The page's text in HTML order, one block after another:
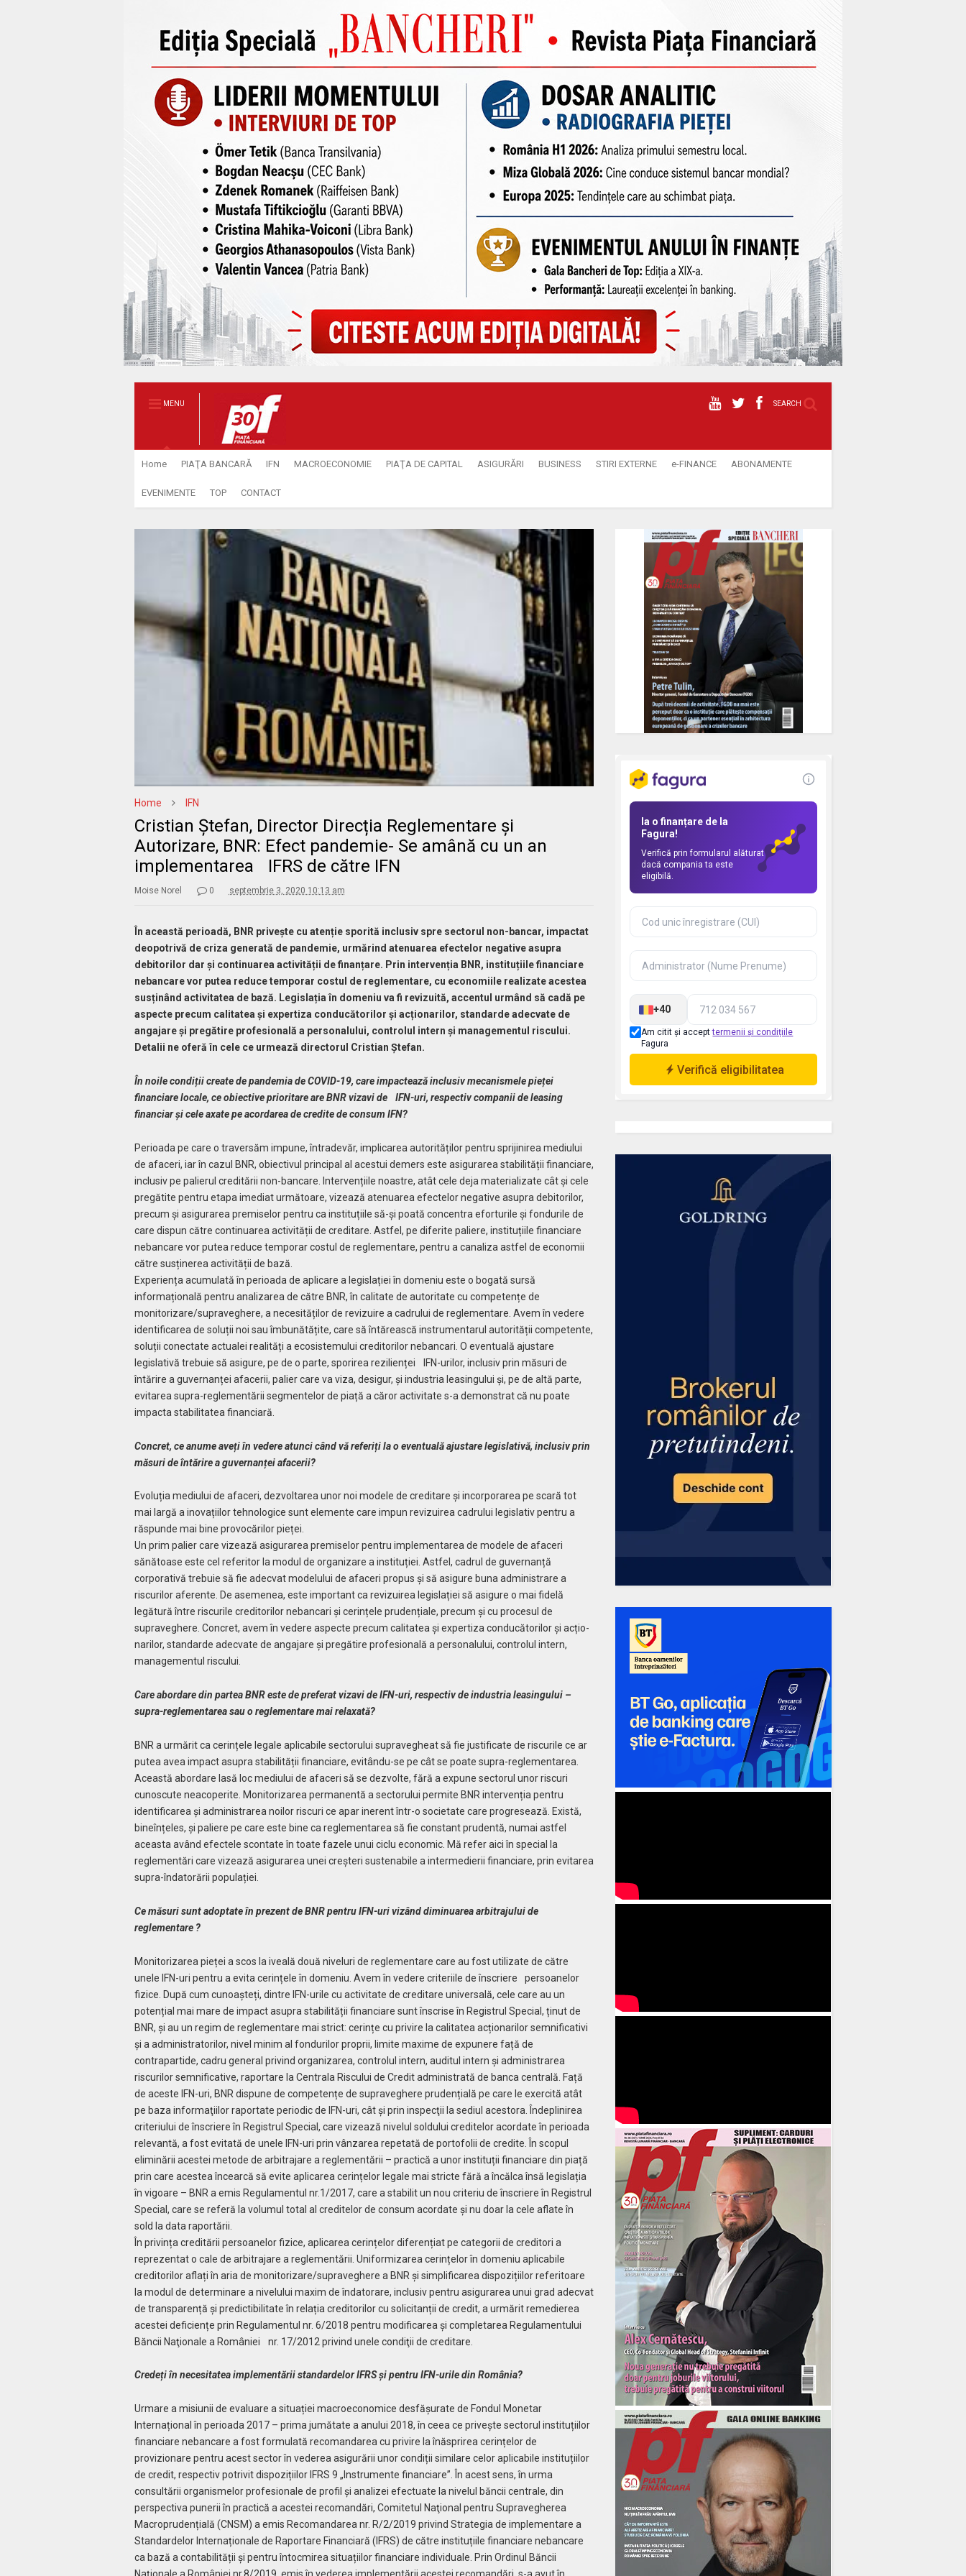
MENU SEARCH
Home PIAŢA BANCARĂ IFN MACROECONOMIE PIAŢA DE CAPITAL ASIGURĂRI BUSINESS STIRI EXTERNE e-FINANCE ABONAMENTE
EVENIMENTE TOP CONTACT
Home IFN
Cristian Ștefan, Director Direcția Reglementare și
Autorizare, BNR: Efect pandemie- Se amână cu un an
implementarea IFRS de către IFN
Moise Norel 0 septembrie 3, 2020 10:13 am
În această perioadă, BNR privește cu atenție sporită inclusiv spre sectorul non-bancar, impactat
deopotrivă de criza generată de pandemie, urmărind atenuarea efectelor negative asupra
debitorilor dar și continuarea activității de finanțare. Prin intervenția BNR, instituțiile financiare
nebancare vor putea reduce temporar costul de reglementare, cu economiile realizate acestea
susținând activitatea de bază. Legislația în domeniu va fi revizuită, accentul urmând să cadă pe
aspecte precum calitatea și expertiza conducătorilor și acționarilor, standarde adecvate de
angajare și pregătire profesională a personalului, controlul intern și managementul riscului.
Detalii ne oferă în cele ce urmează directorul Cristian Ștefan.
În noile condiții create de pandemia de COVID-19, care impactează inclusiv mecanismele pieței
financiare locale, ce obiective prioritare are BNR vizavi de IFN-uri, respectiv companii de leasing
financiar și cele axate pe acordarea de credite de consum IFN?
Perioada pe care o traversăm impune, întradevăr, implicarea autorităților pentru sprijinirea mediului
de afaceri, iar în cazul BNR, obiectivul principal al acestui demers este asigurarea stabilității financiare,
inclusiv pe palierul creditării non-bancare. Intervențiile noastre, atât cele deja materializate cât și cele
pregătite pentru etapa imediat următoare, vizează atenuarea efectelor negative asupra debitorilor,
precum și asigurarea premiselor pentru ca instituțiile să-și poată concentra eforturile și fondurile de
care dispun către continuarea activității de creditare. Astfel, pe diferite paliere, instituțiile financiare
nebancare vor putea reduce temporar costul de reglementare, pentru a canaliza astfel de economii
către susținerea activității de bază.
Experiența acumulată în perioada de aplicare a legislației în domeniu este o bogată sursă
informațională pentru analizarea de către BNR, în calitate de autoritate cu competențe de
monitorizare/supraveghere, a necesităților de revizuire a cadrului de reglementare. Avem în vedere
identificarea de soluții noi sau îmbu­nătățite, care să întărească instrumentarul autorității competente,
soluții conectate actualei realități a ecosistemului creditorilor nebancari. O eventuală ajustare
legislativă trebuie să asigure, pe de o parte, sporirea rezilienței IFN-urilor, inclusiv prin măsuri de
întărire a guvernanței afacerii, palier care va viza, desigur, și industria leasingului și, pe de altă parte,
evitarea supra-reglementării segmentelor de piață a căror activitate s-a demonstrat că nu poate
impacta stabilitatea financiară.
Concret, ce anume aveți în vedere atunci când vă referiți la o eventuală ajustare legislativă, inclusiv prin
măsuri de întărire a guvernanței afacerii?
Evoluția mediului de afaceri, dezvoltarea unor noi modele de creditare și incorporarea pe scară tot
mai largă a inovațiilor tehnologice sunt elemente care impun revizuirea cadrului legis­lativ pentru a
răspunde mai bine pro­vocărilor pieței.
Un prim palier care vizează asigurarea premiselor pentru implementarea de modele de afaceri
sănătoase este cel referitor la modul de organizare a instituției. Astfel, cadrul de guvernanță
corporativă trebuie să fie adecvat modelului de afaceri propus și să asigure buna administrare a
riscurilor aferente. De asemenea, este important ca revizuirea legislației să asigure o mai fidelă
legătură între riscurile creditorilor nebancari și cerințele prudențiale, precum și cu procesul de
supraveghere. Con­cret, avem în vedere aspecte precum calitatea și exper­tiza conducătorilor și acțio­
narilor, stan­darde adecvate de angajare și pregătire profe­sională a personalului, controlul intern,
mana­gementul riscului.
Care abordare din partea BNR este de preferat vizavi de IFN-uri, respectiv de industria leasingului –
supra-reglementarea sau o reglementare mai relaxată?
BNR a urmărit ca cerințele legale aplicabile sectorului supravegheat să fie justificate de riscurile ce ar
putea avea impact asupra stabilității financiare, evitându-se pe cât se poate supra-reglementarea.
Această abordare lasă loc mediului de afaceri să se dezvolte, fără a expune sectorul unor riscuri
cunoscute neaco­perite. Monitorizarea permanentă a sectorului permite BNR intervenția pentru
identificarea și administrarea noilor riscuri ce apar inerent într-o societate care progresează. Există,
bine­înțeles, și paliere pe care este bine ca regle­mentarea să fie constant prudentă, numai astfel
aceasta având efectele scontate în toate fazele unui ciclu economic. Mă refer aici în special la
reglementări care vizează asigurarea unei creș­teri sustenabile a intermedierii financiare, prin evitarea
supra-îndatorării populației.
Ce măsuri sunt adoptate în prezent de BNR pentru IFN-uri vizând diminuarea arbitrajului de
reglementare ?
Monitorizarea pieței a scos la iveală două niveluri de reglementare care au fost utilizate de către
unele IFN-uri pentru a evita cerințele în domeniu. Avem în vedere criteriile de înscriere persoanelor
fizice. După cum cunoașteți, dintre IFN-urile cu activitate de creditare universală, cele care au un
potențial mai mare de impact asupra stabilității financiare sunt înscrise în Registrul Special, ținut de
BNR, și au un regim de reglementare mai strict: cerințe cu privire la calitatea acționarilor semnificativi
și a administratorilor, nivel minim al fondurilor proprii, limite maxime de expunere față de
contrapartide, cadru general privind organi­zarea, controlul intern, auditul intern și adminis­trarea
riscurilor semnificative, raportare la Centrala Riscului de Credit administrată de banca centrală. Față
de aceste IFN-uri, BNR dispune de competențe de supraveghere prudențială pe care le exercită atât
pe baza informaţiilor raportate periodic de IFN-uri, cât şi prin inspecţii la sediul acestora. Îndeplinirea
criteriului de înscriere în Registrul Special, care vizează nivelul soldului creditelor acordate în perioada
relevantă, a fost evitată de unele IFN-uri prin vânzarea repetată de portofolii de credite. În scopul
eliminării acestei metode de arbitrajare a reglementării – practică a unor instituții financiare din piață
prin care acestea încearcă să evite aplicarea cerințelor legale mai stricte fără a încălca însă legislația
în vigoare – BNR a emis Regulamentul nr.1/2017, care a stabilit un nou criteriu de înscriere în Registrul
Special, care se referă la volumul total al creditelor de consum acordate și nu doar la cele aflate în
sold la data raportării.
În privința creditării persoanelor fizice, aplicarea cerințelor diferențiat pe categorii de creditori a
reprezentat o cale de arbitrajare a reglementării. Uniformizarea cerințelor în domeniu aplicabile
creditorilor aflați în aria de monitorizare/supraveghere a BNR și sim­plificarea dispozițiilor referitoare
la modul de determinare a nivelului maxim de îndatorare, inclusiv pentru asigurarea unui grad adecvat
de transparență și predictibilitate în relația credi­torilor cu solicitanții de credit, a urmărit re­medierea
acestei deficiențe prin Regula­mentul nr. 6/2018 pentru modificarea şi completarea Regulamentului
Băncii Naţionale a României nr. 17/2012 privind unele condiţii de creditare.
Credeți în necesitatea implementării standardelor IFRS și pentru IFN-urile din România?
Urmare a misiunii de evaluare a situației macroeconomice desfășurate de Fondul Monetar
Internațional în perioada 2017 – prima jumătate a anului 2018, în ceea ce privește sectorul instituțiilor
financiare nebancare a fost formulată recomandarea cu privire la înăsprirea cerințelor de
provizionare pentru acest sector în vederea asigurării unor condiții similare celor aplicabile instituțiilor
de credit, respectiv potrivit dis­pozițiilor IFRS 9 „Instrumente financiare”. În acest sens, în urma
consultării organismelor profesionale de profil și analizei efectuate la nivelul băncii centrale, din
perspectiva punerii în practică a acestei recomandări, Comitetul Naţional pentru Supravegherea
Macroprudențială (CNSM) a emis Recomandarea nr. R/2/2019 privind Strategia de implementare a
Standardelor Internaționale de Raportare Financiară (IFRS) de către instituțiile financiare nebancare
ca bază a contabilității și pentru întocmirea situațiilor financiare individuale. Prin Ordinul Băncii